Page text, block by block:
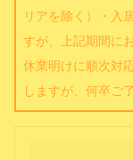
リアを除く）・入
すが、上記期間に
休業明けに順次対
しますが、何卒ご